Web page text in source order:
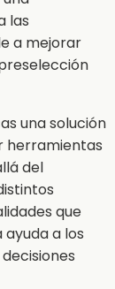
las
a mejorar
una solución
herramientas
del
que
a los